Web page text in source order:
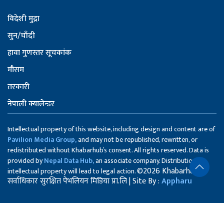
विदेशी मुद्रा
सुन/चाँदी
हावा गुणस्तर सूचकांक
मौसम
तरकारी
नेपाली क्यालेन्डर
Intellectual property of this website, including design and content are of
Pavilion Media Group,and may not be republished, rewritten, or
redistributed without Khabarhub’s consent. All rights reserved. Data is
provided byNepal Data Hub,an associate company. Distribution of
intellectual property will lead to legal action.©2026 Khabarhub
सर्वाधिकार सुरक्षित पेभलियन मिडिया प्रा.लि | Site By :Appharu